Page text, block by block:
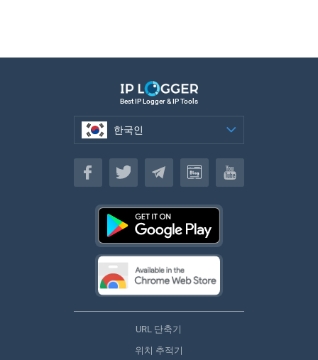
Best IP Logger & IP Tools
한국인
한국인
URL 단축기
위치 추적기